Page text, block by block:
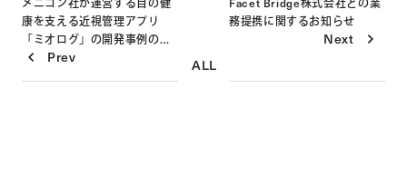
ALL
PostPrev
康を支える近視管理アプリ
「ミオログ」の開発事例のご
紹介
務提携に関するお知らせ
Next